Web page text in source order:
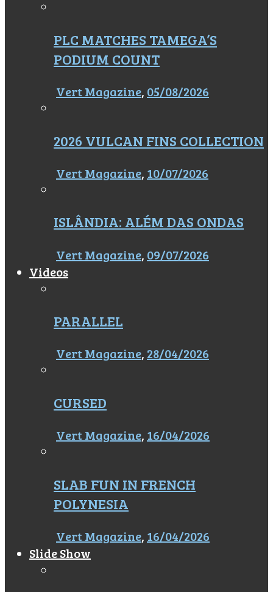
PLC MATCHES TAMEGA’S
PODIUM COUNT
Vert Magazine, 05/08/2026
2026 VULCAN FINS COLLECTION
Vert Magazine, 10/07/2026
ISLÂNDIA: ALÉM DAS ONDAS
Vert Magazine, 09/07/2026
Videos
PARALLEL
Vert Magazine, 28/04/2026
CURSED
Vert Magazine, 16/04/2026
SLAB FUN IN FRENCH
POLYNESIA
Vert Magazine, 16/04/2026
Slide Show